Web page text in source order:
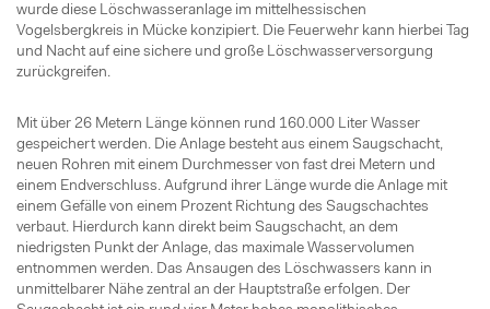
wurde diese Löschwasseranlage im mittelhessischen
Vogelsbergkreis in Mücke konzipiert. Die Feuerwehr kann hierbei Tag
und Nacht auf eine sichere und große Löschwasserversorgung
zurückgreifen.
Mit über 26 Metern Länge können rund 160.000 Liter Wasser
gespeichert werden. Die Anlage besteht aus einem Saugschacht,
neuen Rohren mit einem Durchmesser von fast drei Metern und
einem Endverschluss. Aufgrund ihrer Länge wurde die Anlage mit
einem Gefälle von einem Prozent Richtung des Saugschachtes
verbaut. Hierdurch kann direkt beim Saugschacht, an dem
niedrigsten Punkt der Anlage, das maximale Wasservolumen
entnommen werden. Das Ansaugen des Löschwassers kann in
unmittelbarer Nähe zentral an der Hauptstraße erfolgen. Der